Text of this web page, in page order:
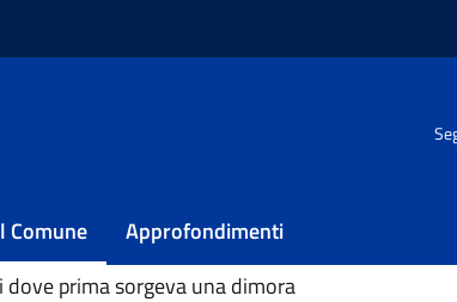
Comune Approfondimenti
prima sorgeva una dimora